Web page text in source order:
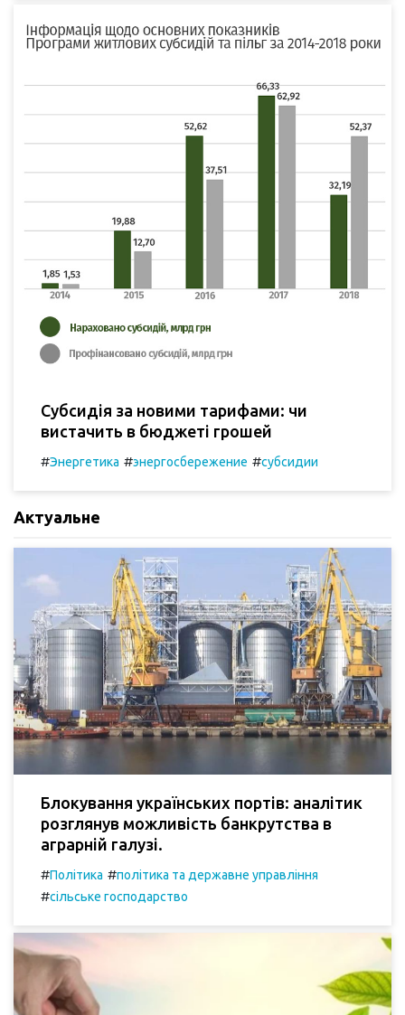
Субсидія за новими тарифами: чи
вистачить в бюджеті грошей
#Энергетика #энергосбережение #субсидии
Актуальне
Блокування українських портів: аналітик
розглянув можливість банкрутства в
аграрній галузі.
#Політика #політика та державне управління
#сільське господарство